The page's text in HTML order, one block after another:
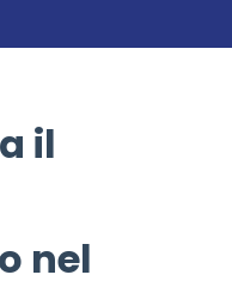
il
nel